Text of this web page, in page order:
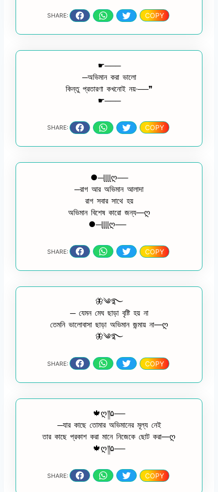
SHARE: COPY
☛───
─অভিমান করা ভালো
কিন্তু প্রতারণা কখনোই নয়∙──❞
☛───
SHARE: COPY
●─ɭɭɭɭღ──
─রাগ আর অভিমান আলাদা
রাগ সবার সাথে হয়
অভিমান বিশেষ কারো জন্য—ღ
●─ɭɭɭɭღ──
SHARE: COPY
🦋༄࿐
─ যেমন মেঘ ছাড়া বৃষ্টি হয় না
তেমনি ভালোবাসা ছাড়া অভিমান জন্মায় না—ღ
🦋༄࿐
SHARE: COPY
🍁ღ༎۵──
─যার কাছে তোমার অভিমানের মূল্য নেই
তার কাছে প্রকাশ করা মানে নিজেকে ছোট করা—ღ
🍁ღ༎۵──
SHARE: COPY